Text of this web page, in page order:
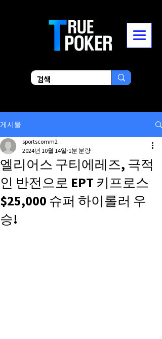
게시물
엘리어스 구티에레즈, 극적
인 반전으로 EPT 키프로스
$25,000 슈퍼 하이롤러 우
승!
sportscomm2
2024년 10월 14일 1분 분량